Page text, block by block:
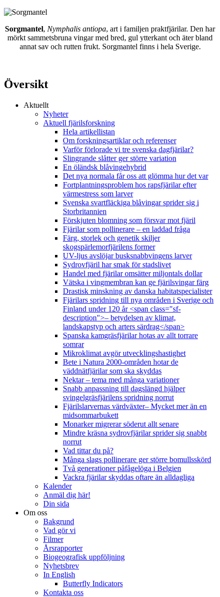
Sorgmantel, Nymphalis antiopa, art i familjen praktfjärilar. Den har
mörkt sammetsbruna vingar med bred, gul ytterkant och äter bland
annat sav och rutten frukt. Sorgmantel finns i hela Sverige.
Översikt
Aktuellt
Nyheter
Aktuell fjärilsforskning
Hela artikellistan
Om forskningsartiklar och referenser
Varför förlorade vi tre svenska dagfjärilar?
Slingrande slåtter ger större variation
En öländsk blåvingehybrid
Det nya normala får oss att glömma hur det var
Fortplantningsproblem hos rapsfjärilar efter
värmestress som larver
Svenska svartfläckiga blåvingar sprider sig i
Storbritannien
Förskjuten blomning som försvar mot fjäril
Fjärilar som pollinerare – en laddad fråga
Färg, storlek och genetik skiljer
skogspärlemorfjärilens former
UV-ljus avslöjar busksnabbvingens larver
Sydrovfjäril har smak för stadslivet
Handel med fjärilar omsätter miljontals dollar
Vätska i vingmembran kan ge fjärilsvingar färg
Drastisk minskning av danska habitatspecialister
Fjärilars spridning till nya områden i Sverige och
Finland under 120 år <span class="sf-
description">– betydelsen av klimat,
landskapstyp och arters särdrag</span>
Spanska kamgräsfjärilar hotas av allt torrare
somrar
Mikroklimat avgör utvecklingshastighet
Bete i Natura 2000-områden hotar de
väddnätfjärilar som ska skyddas
Nektar – tema med många variationer
Snabb anpassning till dagslängd hjälper
svingelgräsfjärilens spridning norrut
Fjärilslarvernas värdväxter– Mycket mer än en
midsommarbukett
Monarker migrerar söderut allt senare
Mindre kräsna sydrovfjärilar sprider sig snabbt
norrut
Vad tittar du på?
Många slags pollinerare ger större bomullsskörd
Två generationer påfågelöga i Belgien
Vackra fjärilar skyddas oftare än alldagliga
Kalender
Anmäl dig här!
Din sida
Om oss
Bakgrund
Vad gör vi
Filmer
Årsrapporter
Biogeografisk uppföljning
Nyhetsbrev
In English
Butterfly Indicators
Kontakta oss